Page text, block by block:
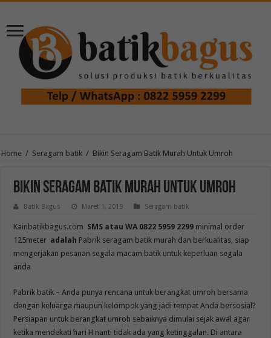
Home / Seragam batik / Bikin Seragam Batik Murah Untuk Umroh
Bikin Seragam Batik Murah Untuk Umroh
Batik Bagus Maret 1, 2019 Seragam batik
Kainbatikbagus.com SMS atau WA 0822 5959 2299 minimal order
125meter adalah Pabrik seragam batik murah dan berkualitas, siap
mengerjakan pesanan segala macam batik untuk keperluan segala
anda
Pabrik batik – Anda punya rencana untuk berangkat umroh bersama
dengan keluarga maupun kelompok yang jadi tempat Anda bersosial?
Persiapan untuk berangkat umroh sebaiknya dimulai sejak awal agar
ketika mendekati hari H nanti tidak ada yang ketinggalan. Di antara